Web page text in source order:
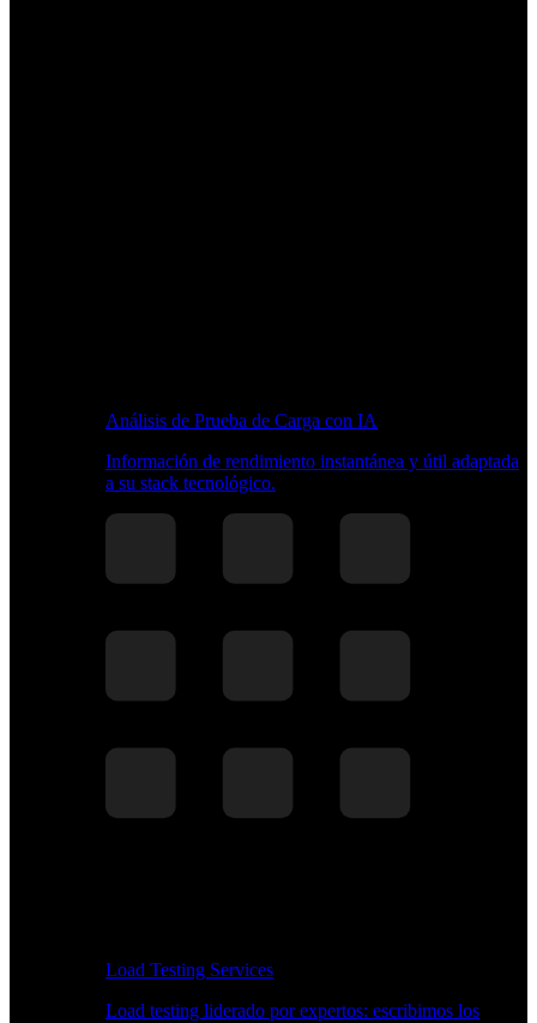
Análisis de Prueba de Carga con IA
Información de rendimiento instantánea y útil adaptada
a su stack tecnológico.
Load Testing Services
Load testing liderado por expertos: escribimos los